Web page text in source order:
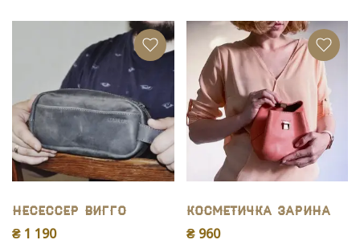
Несессер Вигго
₴ 1 190
Косметичка Зарина
₴ 960